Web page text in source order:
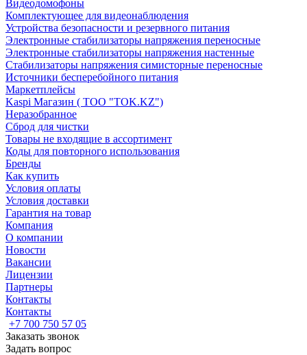
Видеодомофоны
Комплектующее для видеонаблюдения
Устройства безопасности и резервного питания
Электронные стабилизаторы напряжения переносные
Электронные стабилизаторы напряжения настенные
Стабилизаторы напряжения симисторные переносные
Источники бесперебойного питания
Маркетплейсы
Kaspi Магазин ( ТОО "TOK.KZ")
Неразобранное
Сброд для чистки
Товары не входящие в ассортимент
Коды для повторного использования
Бренды
Как купить
Условия оплаты
Условия доставки
Гарантия на товар
Компания
О компании
Новости
Вакансии
Лицензии
Партнеры
Контакты
Контакты
+7 700 750 57 05
Заказать звонок
Задать вопрос